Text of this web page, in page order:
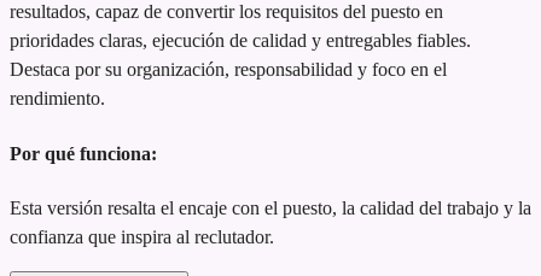
resultados, capaz de convertir los requisitos del puesto en
prioridades claras, ejecución de calidad y entregables fiables.
Destaca por su organización, responsabilidad y foco en el
rendimiento.
Por qué funciona:
Esta versión resalta el encaje con el puesto, la calidad del trabajo y la
confianza que inspira al reclutador.